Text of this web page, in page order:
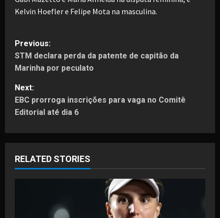
Kelvin Hoefler e Felipe Mota na masculina.
P
o
s
t
a
v
i
Previous:
STM declara perda da patente de capitão da
Marinha por peculato
Next:
EBC prorroga inscrições para vaga no Comitê
Editorial até dia 6
RELATED STORIES